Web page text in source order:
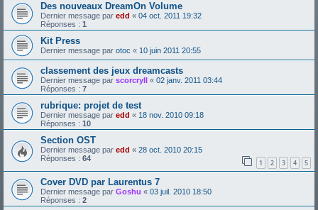
Des nouveaux DreamOn Volume
Dernier message par edd « 04 oct. 2011 19:32
Réponses : 1
Kit Press
Dernier message par otoc « 10 juin 2011 20:55
classement des jeux dreamcasts
Dernier message par scorcryll « 02 janv. 2011 03:44
Réponses : 7
rubrique: projet de test
Dernier message par edd « 18 nov. 2010 09:18
Réponses : 10
Section OST
Dernier message par edd « 28 oct. 2010 20:15
Réponses : 64 1 2 3 4 5
Cover DVD par Laurentus 7
Dernier message par Goshu « 03 juil. 2010 18:50
Réponses : 2